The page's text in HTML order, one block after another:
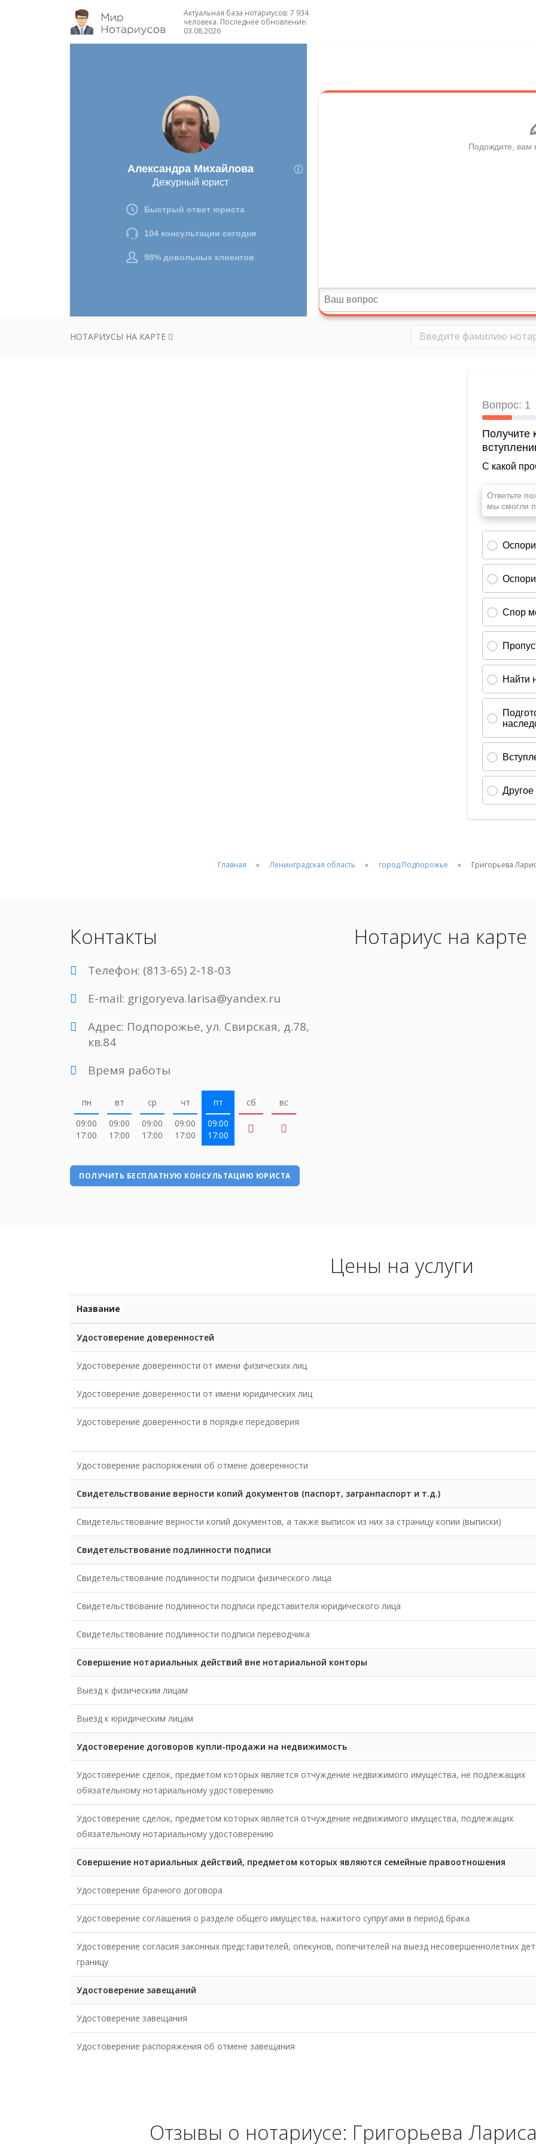
Актуальная база нотариусов: 7 934
человека. Последнее обновление:
03.08.2026
НОТАРИУСЫ НА КАРТЕ
Главная Ленинградская область город Подпорожье Григорьева
Контакты
Телефон: (813-65) 2-18-03
E-mail: grigoryeva.larisa@yandex.ru
Адрес: Подпорожье, ул. Свирская, д.78,
кв.84
Время работы
пн
09:00
17:00
вт
09:00
17:00
ср
09:00
17:00
чт
09:00
17:00
пт
09:00
17:00
сб вс
ПОЛУЧИТЬ БЕСПЛАТНУЮ КОНСУЛЬТАЦИЮ ЮРИСТА
Нотариус на карте
Цены на услуги
Название
Удостоверение доверенностей
Удостоверение доверенности от имени физических лиц
Удостоверение доверенности от имени юридических лиц
Удостоверение доверенности в порядке передоверия
Удостоверение распоряжения об отмене доверенности
Свидетельствование верности копий документов (паспорт, загранпаспорт и т.д.)
Свидетельствование верности копий документов, а также выписок из них за страницу копии (выписки)
Свидетельствование подлинности подписи
Свидетельствование подлинности подписи физического лица
Свидетельствование подлинности подписи представителя юридического лица
Свидетельствование подлинности подписи переводчика
Совершение нотариальных действий вне нотариальной конторы
Выезд к физическим лицам
Выезд к юридическим лицам
Удостоверение договоров купли-продажи на недвижимость
Удостоверение сделок, предметом которых является отчуждение недвижимого имущества, не подлежащих
обязательному нотариальному удостоверению
Удостоверение сделок, предметом которых является отчуждение недвижимого имущества, подлежащих
обязательному нотариальному удостоверению
Совершение нотариальных действий, предметом которых являются семейные правоотношения
Удостоверение брачного договора
Удостоверение соглашения о разделе общего имущества, нажитого супругами в период брака
Удостоверение согласия законных представителей, опекунов, попечителей на выезд несовершеннолетних
границу
Удостоверение завещаний
Удостоверение завещания
Удостоверение распоряжения об отмене завещания
Отзывы о нотариусе: Григорьева